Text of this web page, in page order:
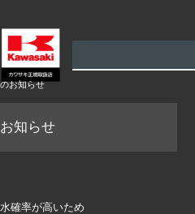
ニュー
お知らせ
知らせ
確率が高いため